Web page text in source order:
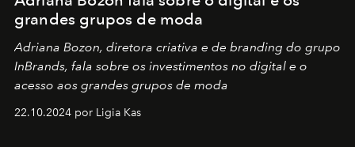
grandes grupos de moda
Adriana Bozon, diretora criativa e de branding do grupo
InBrands, fala sobre os investimentos no digital e o
acesso aos grandes grupos de moda
22.10.2024 por Ligia Kas